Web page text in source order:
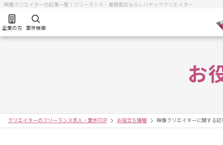
映像クリエイターの記事一覧｜フリーランス・業務委託ならレバテッククリエイター
企業の方 案件検索
お
クリエイターのフリーランス求人・案件TOP お役立ち情報 映像クリエイターに関する記